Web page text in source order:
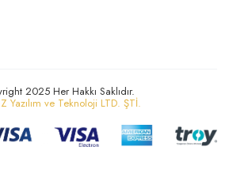
2025 Her Hakkı Saklıdır.
Yazılım ve Teknoloji LTD. ŞTİ.